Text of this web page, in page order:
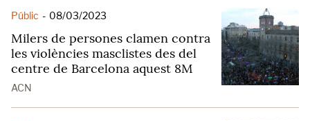
Públic - 08/03/2023
Milers de persones clamen contra
les violències masclistes des del
centre de Barcelona aquest 8M
ACN